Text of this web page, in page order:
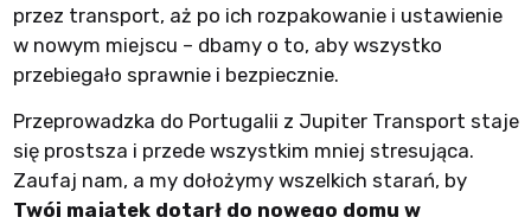
przez transport, aż po ich rozpakowanie i ustawienie
w nowym miejscu – dbamy o to, aby wszystko
przebiegało sprawnie i bezpiecznie.
Przeprowadzka do Portugalii z Jupiter Transport staje
się prostsza i przede wszystkim mniej stresująca.
Zaufaj nam, a my dołożymy wszelkich starań, by
Twój majątek dotarł do nowego domu w